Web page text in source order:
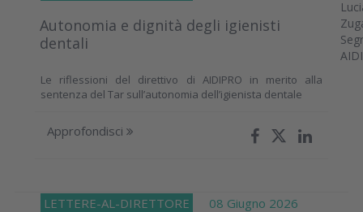
Autonomia e dignità degli igienisti
dentali
Le riflessioni del direttivo di AIDIPRO in merito alla
sentenza del Tar sull’autonomia dell’igienista dentale
Approfondisci
LETTERE-AL-DIRETTORE 08 Giugno 2026